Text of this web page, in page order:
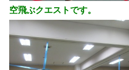
空飛ぶクエストです。